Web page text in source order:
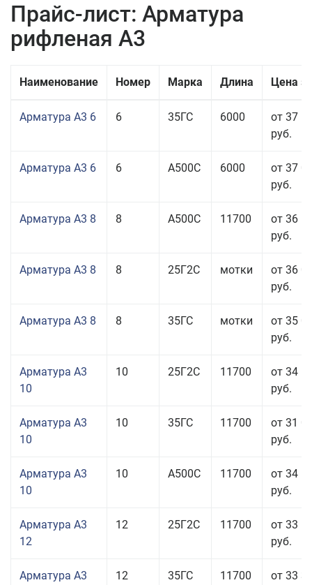
Прайс-лист: Арматура
рифленая А3
Наименование Номер Марка Длина Цена за
Арматура А3 6 6 35ГС 6000
от 37
руб.
Арматура А3 6 6 А500С 6000
от 37
руб.
Арматура А3 8 8 А500С 11700
от 36
руб.
Арматура А3 8 8 25Г2С мотки
от 36
руб.
Арматура А3 8 8 35ГС мотки
от 35
руб.
Арматура А3
10
10 25Г2С 11700
от 34
руб.
Арматура А3
10
10 35ГС 11700
от 31
руб.
Арматура А3
10
10 А500С 11700
от 34
руб.
Арматура А3
12
12 25Г2С 11700
от 33
руб.
Арматура А3
12 35ГС 11700
от 33